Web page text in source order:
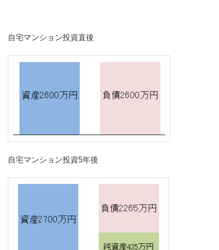
自宅マンション投資直後
自宅マンション投資5年後